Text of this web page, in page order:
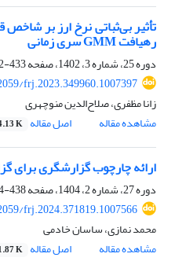
تأثیر بی‌ثباتی نرخ ارز بر
رهیافت GMM سری زمانی
دوره 25، شماره 3، 1402، صفحه
433-452
frj.2023.349960.1007397
زانا مظفری، صلاح‌الدین منوچهری
مشاهده مقاله
اصل مقاله K
ارائه چارچوب گزارشگری برای
دوره 27، شماره 2، 1404، صفحه
438-484
frj.2024.371819.1007566
محمد نمازی، ساسان خادمی
مشاهده مقاله
اصل مقاله K